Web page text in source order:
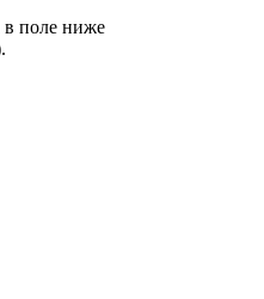
в поле ниже